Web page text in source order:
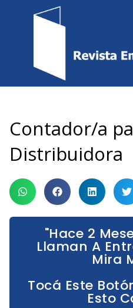
Contador/a
Distribuidora
"Hace 2
Llaman A
Mira
Tocá Este
Esto